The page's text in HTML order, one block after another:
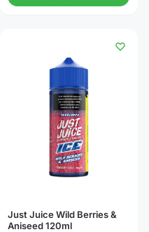
Just Juice Wild Berries &
Aniseed 120ml